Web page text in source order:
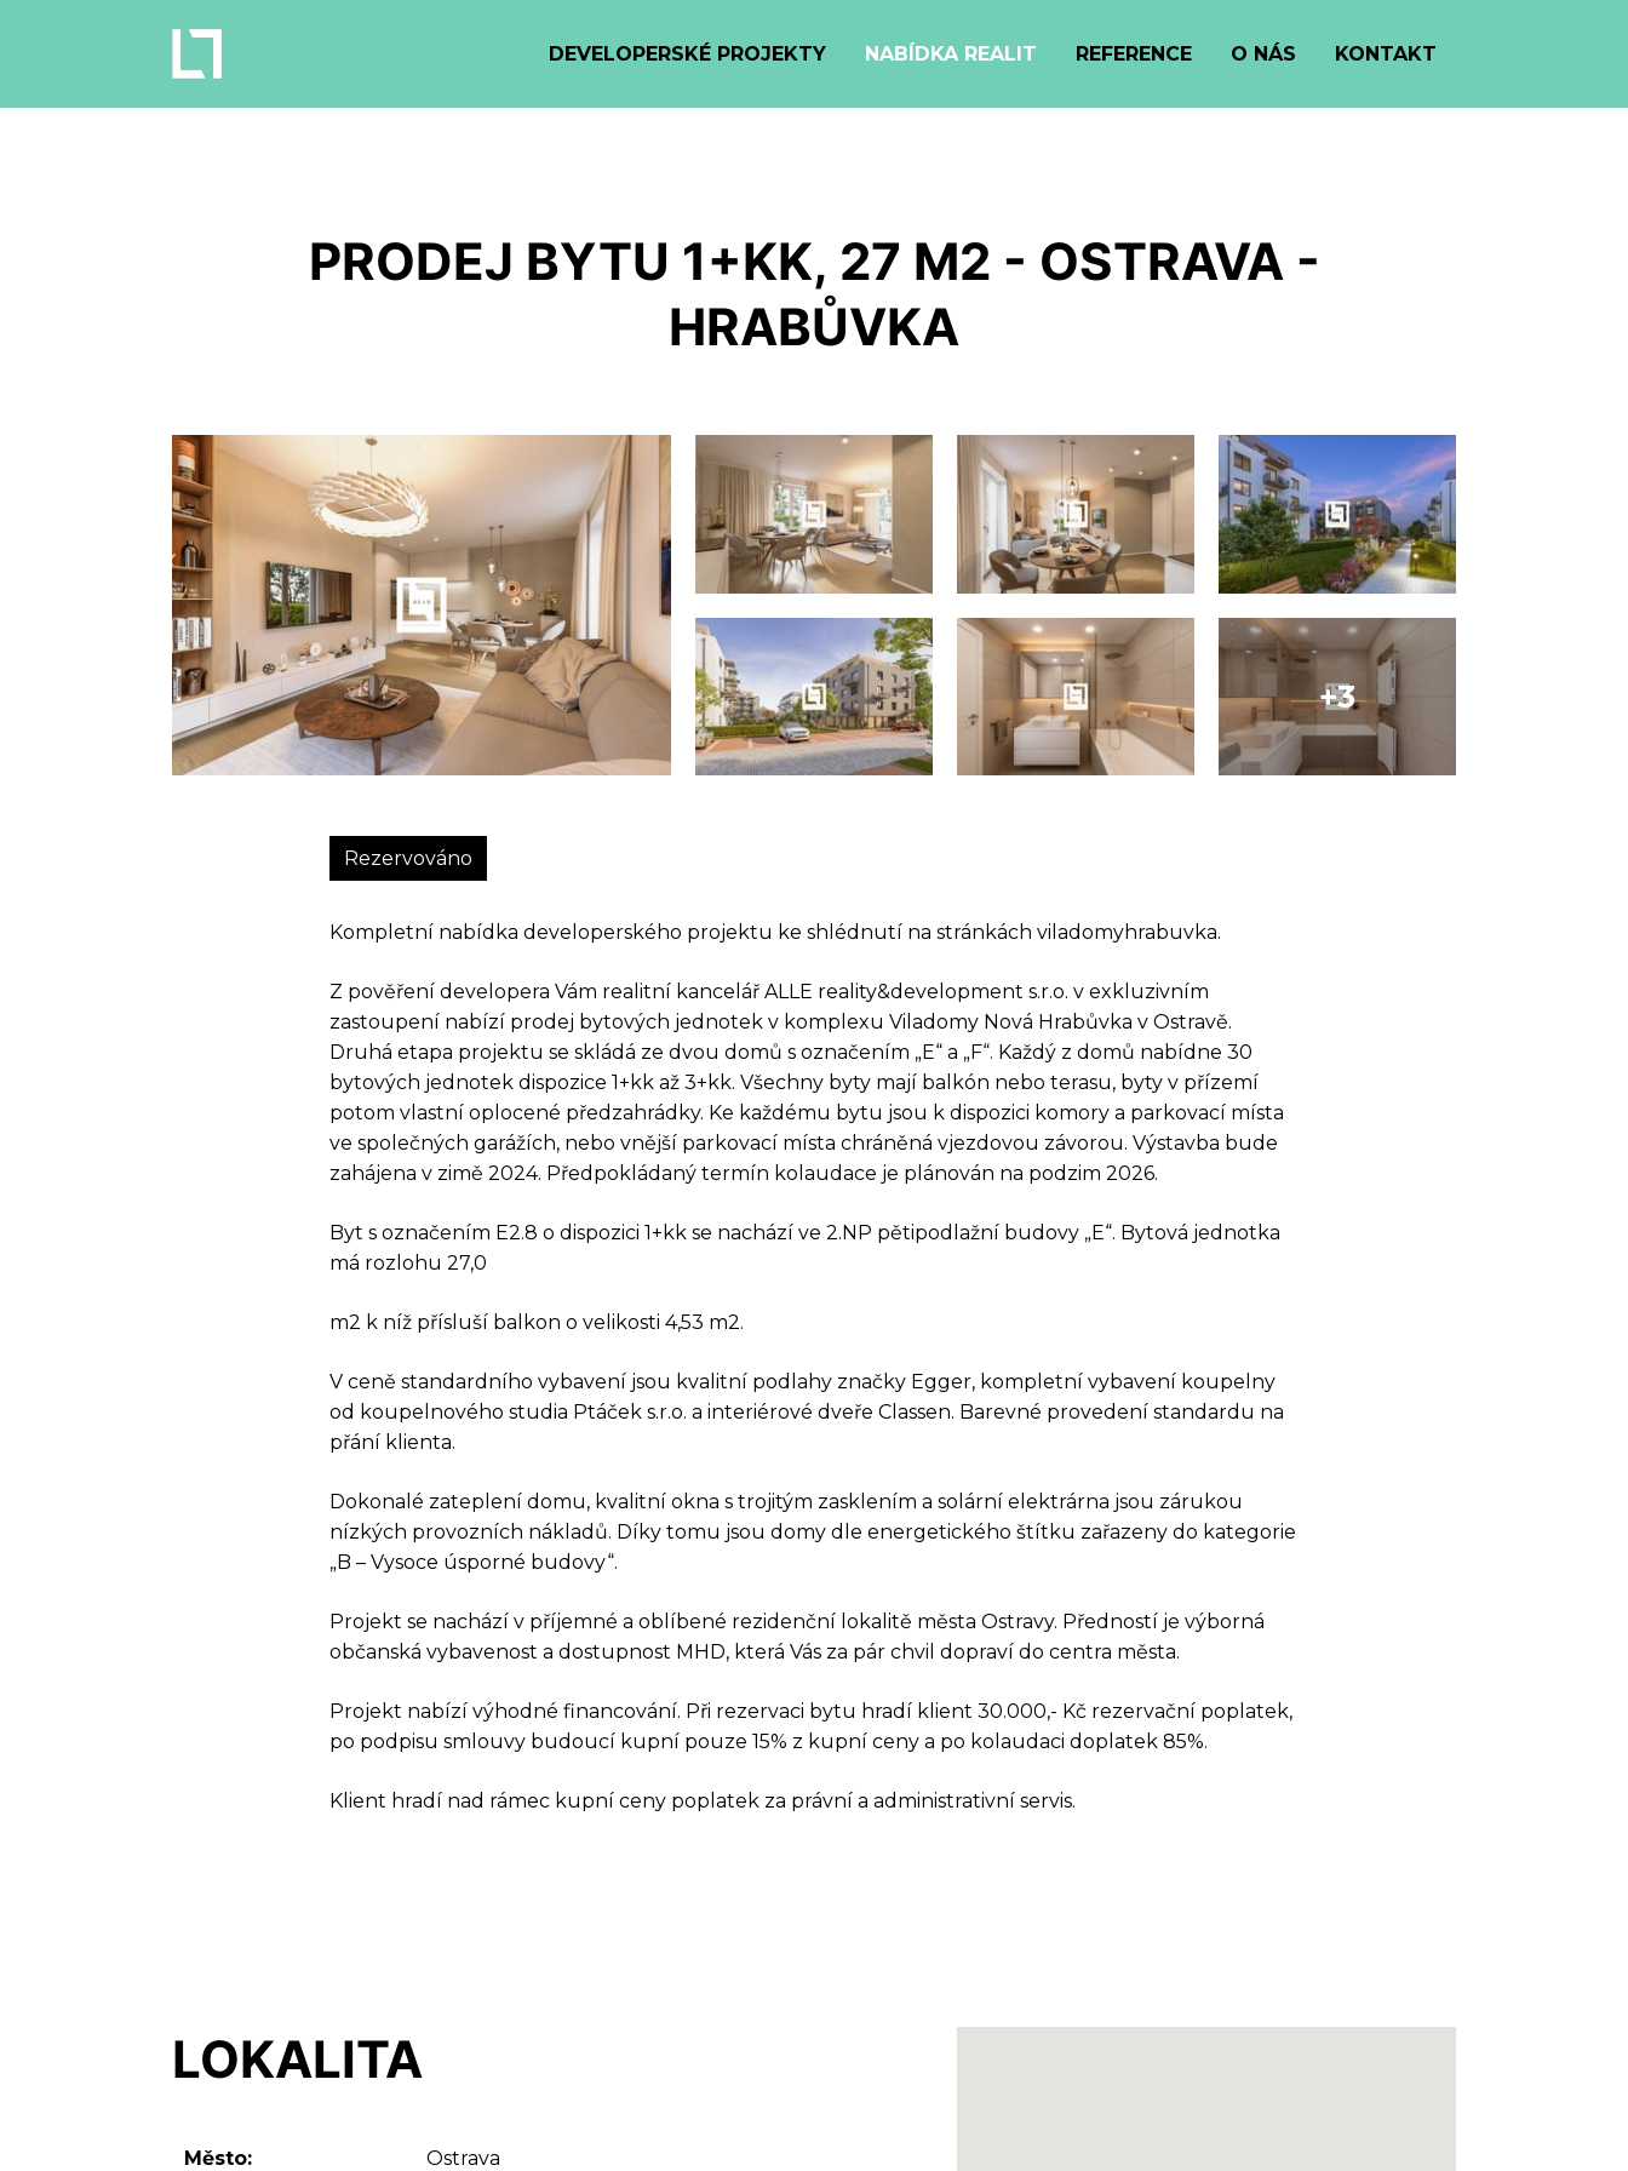
DEVELOPERSKÉ PROJEKTY NABÍDKA REALIT REFERENCE O NÁS KONTAKT
PRODEJ BYTU 1+KK, 27 M2 - OSTRAVA -
HRABŮVKA
Rezervováno
Kompletní nabídka developerského projektu ke shlédnutí na stránkách viladomyhrabuvka.
Z pověření developera Vám realitní kancelář ALLE reality&development s.r.o. v exkluzivním
zastoupení nabízí prodej bytových jednotek v komplexu Viladomy Nová Hrabůvka v Ostravě.
Druhá etapa projektu se skládá ze dvou domů s označením „E“ a „F“. Každý z domů nabídne 30
bytových jednotek dispozice 1+kk až 3+kk. Všechny byty mají balkón nebo terasu, byty v přízemí
potom vlastní oplocené předzahrádky. Ke každému bytu jsou k dispozici komory a parkovací místa
ve společných garážích, nebo vnější parkovací místa chráněná vjezdovou závorou. Výstavba bude
zahájena v zimě 2024. Předpokládaný termín kolaudace je plánován na podzim 2026.
Byt s označením E2.8 o dispozici 1+kk se nachází ve 2.NP pětipodlažní budovy „E“. Bytová jednotka
má rozlohu 27,0
m2 k níž přísluší balkon o velikosti 4,53 m2.
V ceně standardního vybavení jsou kvalitní podlahy značky Egger, kompletní vybavení koupelny
od koupelnového studia Ptáček s.r.o. a interiérové dveře Classen. Barevné provedení standardu na
přání klienta.
Dokonalé zateplení domu, kvalitní okna s trojitým zasklením a solární elektrárna jsou zárukou
nízkých provozních nákladů. Díky tomu jsou domy dle energetického štítku zařazeny do kategorie
„B – Vysoce úsporné budovy“.
Projekt se nachází v příjemné a oblíbené rezidenční lokalitě města Ostravy. Předností je výborná
občanská vybavenost a dostupnost MHD, která Vás za pár chvil dopraví do centra města.
Projekt nabízí výhodné financování. Při rezervaci bytu hradí klient 30.000,- Kč rezervační poplatek,
po podpisu smlouvy budoucí kupní pouze 15% z kupní ceny a po kolaudaci doplatek 85%.
Klient hradí nad rámec kupní ceny poplatek za právní a administrativní servis.
LOKALITA
Město: Ostrava
DOTAZ K TÉTO NEMOVITOSTI